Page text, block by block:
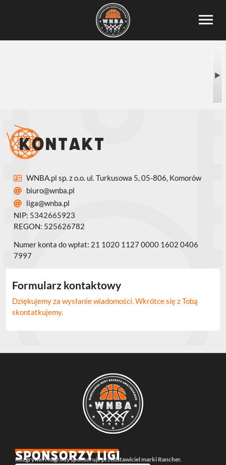
Kontakt
WNBA.pl sp. z o.o. ul. Turkusowa 5, 05-806, Komorów
biuro@wnba.pl
liga@wnba.pl
NIP: 5342665923
REGON: 525626782
Numer konta do wpłat: 21 1020 1127 0000 1602 0406
7997
Formularz kontaktowy
Dziękujemy za wysłanie wiadomości. Wkrótce się z Tobą
skontatkujemy.
SPONSORZY LIGI
Rozgrywki i nagrody sponsoruje przedstawiciel marki Rancher.